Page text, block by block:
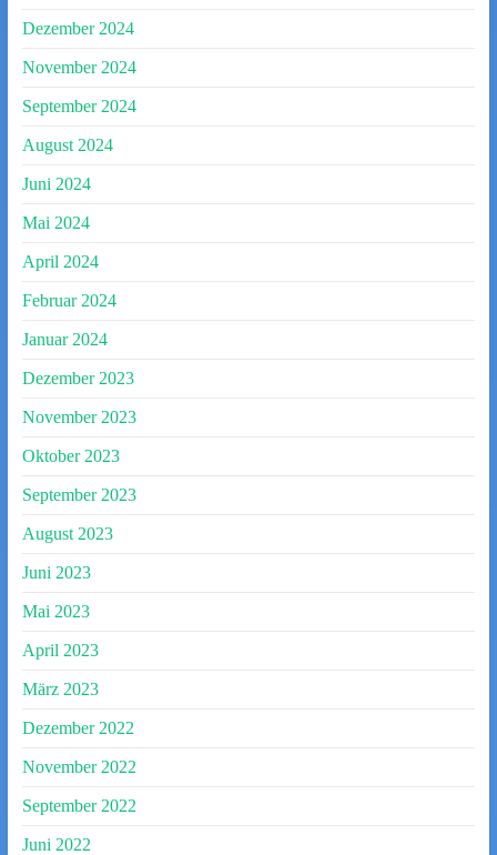
Dezember 2024
November 2024
September 2024
August 2024
Juni 2024
Mai 2024
April 2024
Februar 2024
Januar 2024
Dezember 2023
November 2023
Oktober 2023
September 2023
August 2023
Juni 2023
Mai 2023
April 2023
März 2023
Dezember 2022
November 2022
September 2022
Juni 2022